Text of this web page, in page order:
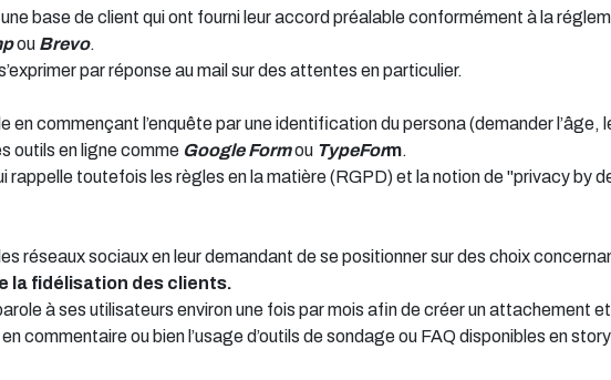
une base de client qui ont fourni leur accord préalable conformément à la
ou Brevo.
par réponse au mail sur des attentes en particulier.
en commençant l’enquête par une identification du persona (demander
outils en ligne comme Google Formou TypeForm.
rappelle toutefois les règles en la matière (RGPD) et la notion de "privacy by
réseaux sociaux en leur demandant de se positionner sur des choix
la fidélisation des clients.
à ses utilisateurs environ une fois par mois afin de créer un attachement
commentaire ou bien l’usage d’outils de sondage ou FAQ disponibles en